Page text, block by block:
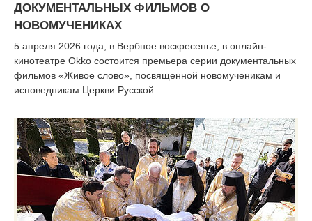
ДОКУМЕНТАЛЬНЫХ ФИЛЬМОВ О
НОВОМУЧЕНИКАХ
5 апреля 2026 года, в Вербное воскресенье, в онлайн-
кинотеатре Okko состоится премьера серии документальных
фильмов «Живое слово», посвященной новомученикам и
исповедникам Церкви Русской.